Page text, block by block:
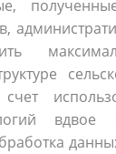
вдвое